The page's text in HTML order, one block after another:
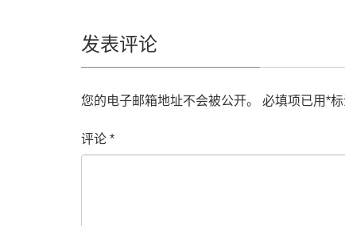
发表评论
您的电子邮箱地址不会被公开。 必填项已用*
评论 *